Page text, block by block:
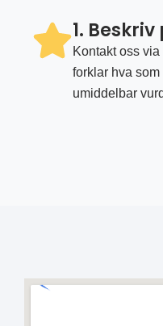
1.
Kontakt oss
forklar hva
umiddelbar